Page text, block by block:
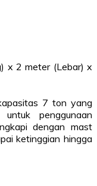
x 2 meter (Lebar) x
7 ton yang
penggunaan
dengan mast
ketinggian hingga